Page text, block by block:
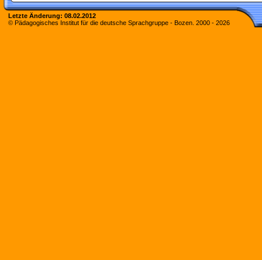
Letzte Änderung: 08.02.2012
© Pädagogisches Institut für die deutsche Sprachgruppe - Bozen. 2000 - 2026